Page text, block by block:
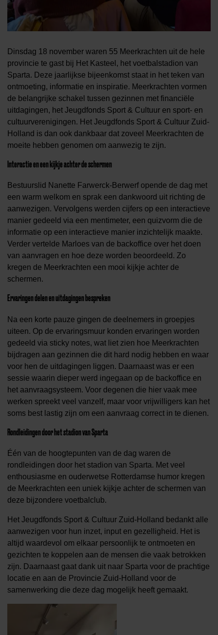
Dinsdag 18 november waren 55 Meerkrachten uit de hele
provincie te gast bij Het Kasteel, het voetbalstadion van
Sparta. Deze jaarlijkse bijeenkomst staat in het teken van
ontmoeting, informatie en inspiratie. Meerkrachten vormen
de belangrijke schakel tussen gezinnen met financiële
uitdagingen, het Jeugdfonds Sport & Cultuur en sport- en
cultuurverenigingen. Het Jeugdfonds Sport & Cultuur Zuid-
Holland is dan ook dankbaar dat zoveel Meerkrachten de
moeite hebben genomen om aanwezig te zijn.
Interactie en een kijkje achter de schermen
Bestuurslid Nanette Farwerck-Berwerf opende de dag met
een warm welkom en sprak een dankwoord uit richting de
aanwezigen. Vervolgens werden cijfers op een interactieve
manier gedeeld via een mentimeter, een quizvorm die de
informatie op een interactieve manier inzichtelijk maakte.
Verder vertelde Marloes van de backoffice over het doen
van aanvragen en hoe deze worden beoordeeld. Zo
kregen de Meerkrachten een mooi kijkje achter de
schermen.
Ervaringen delen en uitdagingen bespreken
Na een korte pauze gingen de deelnemers in groepjes
uiteen. Op de ervaringsmuur konden ervaringen worden
gedeeld via sticky notes, wat liet zien hoe Meerkrachten
bijdragen aan gezinnen die dit hard nodig hebben en waar
voor hen de uitdagingen liggen. Daarnaast was er een
sessie waarin dieper werd ingegaan op de backoffice en
het aanvraagsysteem. Voor degenen die hier vaak mee
werken spreekt veel vanzelf, maar voor vrijwilligers kan het
soms best lastig zijn om een aanvraag correct in te dienen.
Rondleidingen door het stadion van Sparta
Één van de hoogtepunten van de dag waren de
rondleidingen door het stadion van Sparta. Met veel
enthousiasme en ouderwetse Rotterdamse humor kregen
de Meerkrachten een uniek kijkje achter de schermen van
deze bijzondere voetbalclub.
Het Jeugdfonds Sport & Cultuur Zuid-Holland bedankt alle
aanwezigen voor hun inzet, input en gezelligheid. Het is
altijd waardevol om elkaar persoonlijk te ontmoeten en
gezichten te koppelen aan de mensen die vaak betrokken
zijn. Daarnaast gaat dank uit naar Sparta voor de prachtige
locatie en aan de Provincie Zuid-Holland voor de
samenwerking die deze dag mogelijk heeft gemaakt.